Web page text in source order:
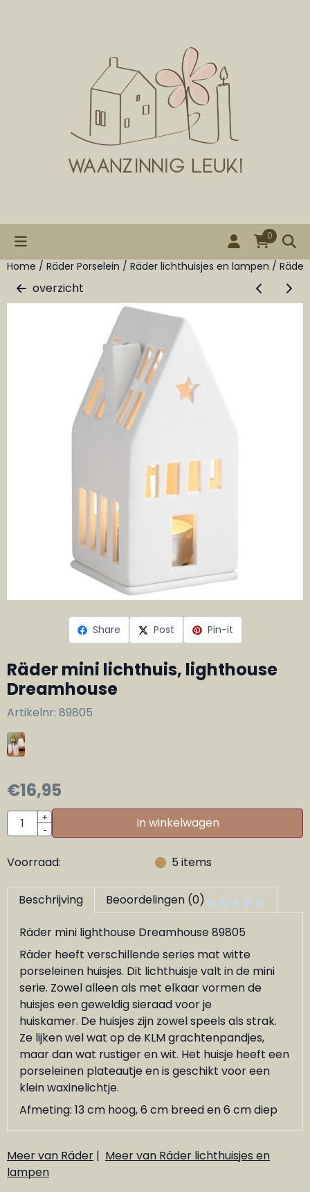
0
Home / Räder Porselein / Räder lichthuisjes en lampen /
overzicht
Share Post Pin-it
Räder mini lichthuis, lighthouse
Dreamhouse
Artikelnr: 89805
€16,95
Aantal
+
-
In winkelwagen
Voorraad: 5 items
Beschrijving Beoordelingen (0)
Räder mini lighthouse Dreamhouse 89805
Räder heeft verschillende series mat witte
porseleinen huisjes. Dit lichthuisje valt in de mini
serie. Zowel alleen als met elkaar vormen de
huisjes een geweldig sieraad voor je
huiskamer. De huisjes zijn zowel speels als strak.
Ze lijken wel wat op de KLM grachtenpandjes,
maar dan wat rustiger en wit. Het huisje heeft een
porseleinen plateautje en is geschikt voor een
klein waxinelichtje.
Afmeting: 13 cm hoog, 6 cm breed en 6 cm diep
Meer van Räder | Meer van Räder lichthuisjes en
lampen